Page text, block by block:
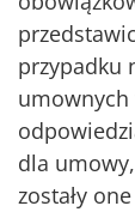
przypadku
umownych
dla
zostały